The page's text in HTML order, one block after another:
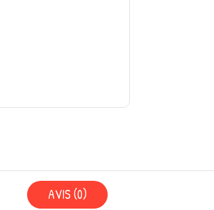
AVIS (0)